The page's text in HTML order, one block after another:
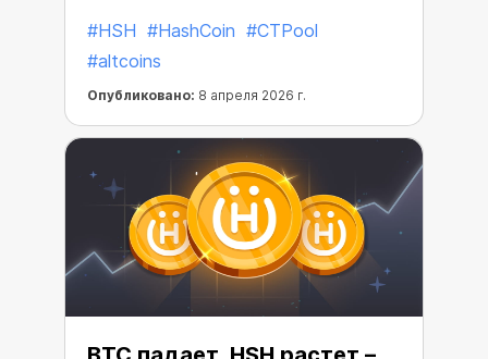
#HSH #HashCoin #CTPool
#altcoins
Опубликовано: 8 апреля 2026 г.